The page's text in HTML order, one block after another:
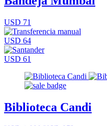
USD 71
USD 64
USD 61
Biblioteca Candi